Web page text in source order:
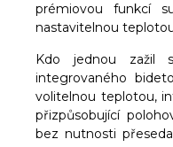
prémiovou funkcí
nastavitelnou
Kdo jednou zažil
integrovaného
volitelnou teplotou,
přizpůsobující
bez nutnosti